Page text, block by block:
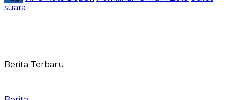
suara
Berita Terbaru